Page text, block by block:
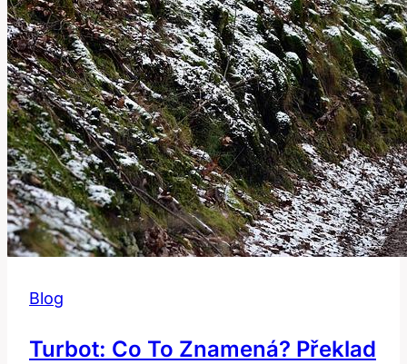
Blog
Turbot: Co To Znamená? Překlad